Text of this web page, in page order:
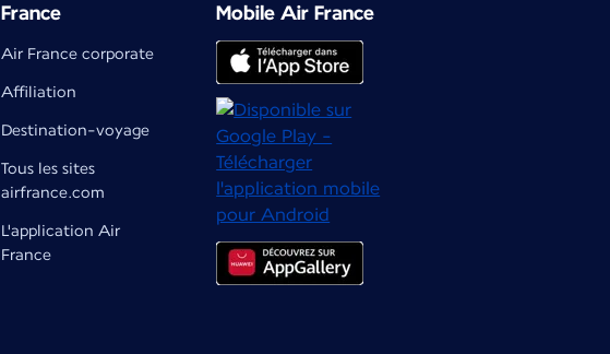
France
Air France corporate
Affiliation
Destination-voyage
Tous les sites
airfrance.com
L'application Air
France
Mobile Air France